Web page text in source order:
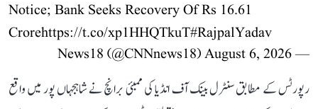
Notice; Bank Seeks Recovery Of Rs 16.61
Crorehttps://t.co/xp1HHQTkuT#RajpalYadav
— News18 (@CNNnews18)
August 6, 2026
رپورٹس کے مطابق سنٹرل بینک آف انڈیا کی ممبئی برانچ نے شاہجہاں پور میں واقع